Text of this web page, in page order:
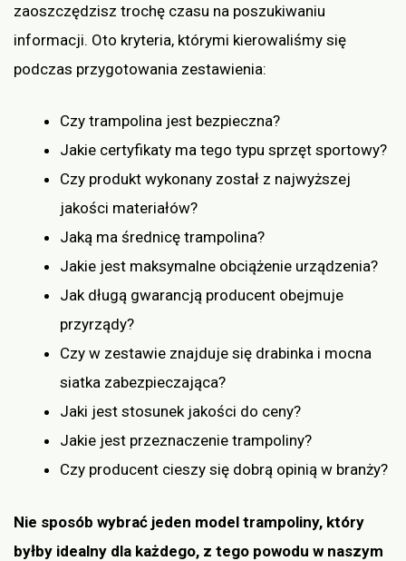
zaoszczędzisz trochę czasu na poszukiwaniu
informacji. Oto kryteria, którymi kierowaliśmy się
podczas przygotowania zestawienia:
Czy trampolina jest bezpieczna?
Jakie certyfikaty ma tego typu sprzęt sportowy?
Czy produkt wykonany został z najwyższej
jakości materiałów?
Jaką ma średnicę trampolina?
Jakie jest maksymalne obciążenie urządzenia?
Jak długą gwarancją producent obejmuje
przyrządy?
Czy w zestawie znajduje się drabinka i mocna
siatka zabezpieczająca?
Jaki jest stosunek jakości do ceny?
Jakie jest przeznaczenie trampoliny?
Czy producent cieszy się dobrą opinią w branży?
Nie sposób wybrać jeden model trampoliny, który
byłby idealny dla każdego, z tego powodu w naszym